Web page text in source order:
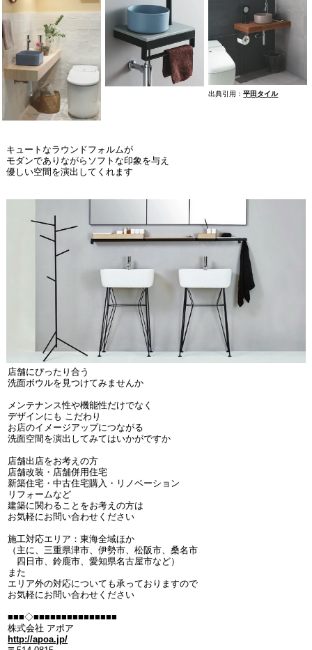
出典引用：平田タイル
キュートなラウンドフォルムが
モダンでありながらソフトな印象を与え
優しい空間を演出してくれます
店舗にぴったり合う
洗面ボウルを見つけてみませんか
メンテナンス性や機能性だけでなく
デザインにも こだわり
お店のイメージアップにつながる
洗面空間を演出してみてはいかがですか
店舗出店をお考えの方
店舗改装・店舗併用住宅
新築住宅・中古住宅購入・リノベーション
リフォームなど
建築に関わることをお考えの方は
お気軽にお問い合わせください
施工対応エリア：東海全域ほか
（主に、三重県津市、伊勢市、松阪市、桑名市
四日市、鈴鹿市、愛知県名古屋市など）
また
エリア外の対応についても承っておりますので
お気軽にお問い合わせください
■■■◇■■■■■■■■■■■■■■■
株式会社 アポア
http://apoa.jp/